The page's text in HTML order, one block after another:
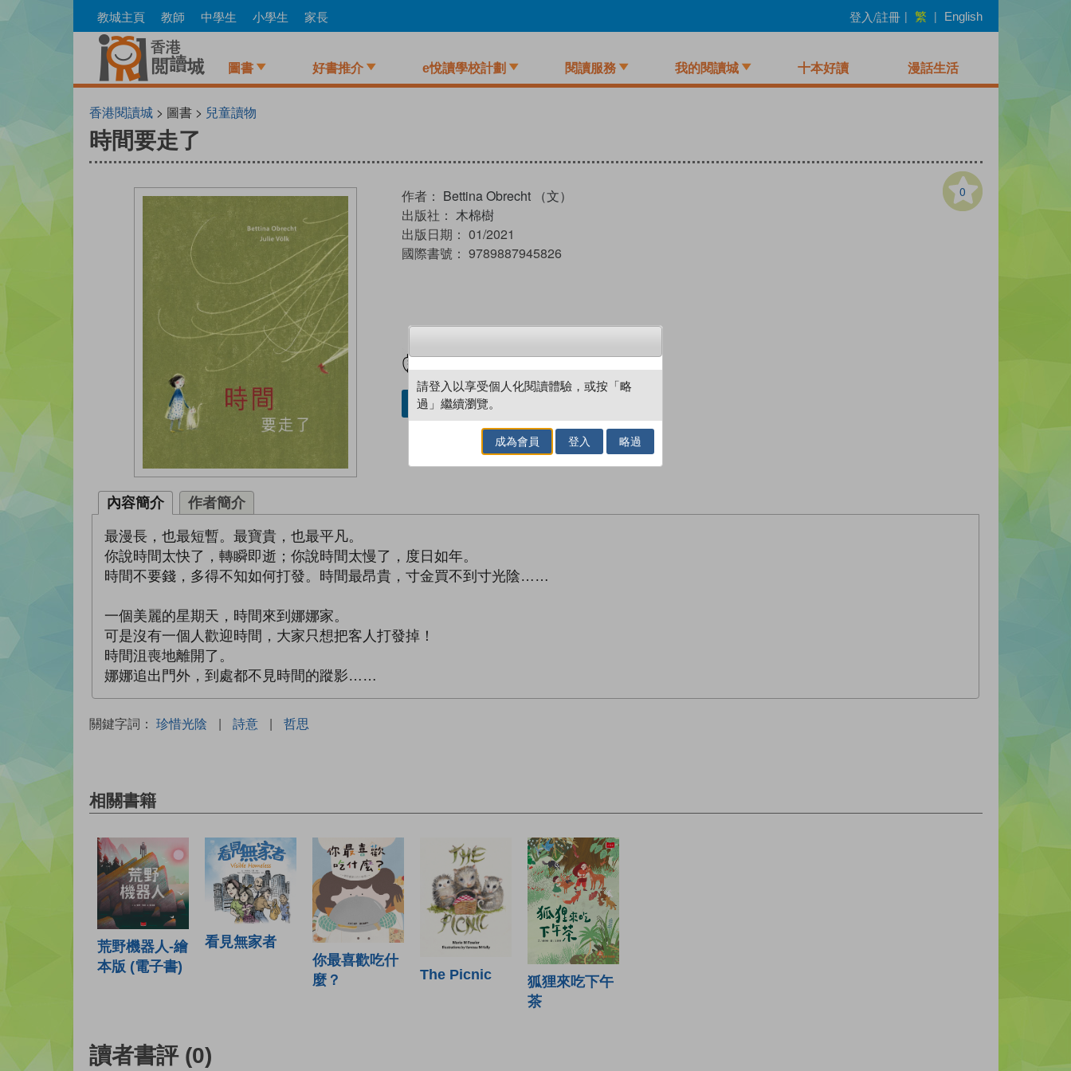
to
教城主頁 教師 中學生 小學生 家長 登入/註冊 | 繁 | English
圖書 好書推介 e悅讀學校計劃 閱讀服務 我的閱讀城 十本好讀 漫話生活
香港閱讀城> 圖書 > 兒童讀物
時間要走了
0
作者： Bettina Obrecht （文）
出版社： 木棉樹
出版日期： 01/2021
國際書號： 9789887945826
借閱實體書
內容簡介 作者簡介
最漫長，也最短暫。最寶貴，也最平凡。
你說時間太快了，轉瞬即逝；你說時間太慢了，度日如年。
時間不要錢，多得不知如何打發。時間最昂貴，寸金買不到寸光陰……
一個美麗的星期天，時間來到娜娜家。
可是沒有一個人歡迎時間，大家只想把客人打發掉！
時間沮喪地離開了。
娜娜追出門外，到處都不見時間的蹤影……
關鍵字詞： 珍惜光陰 | 詩意 | 哲思
相關書籍
荒野機器人-繪
本版 (電子書)
看見無家者
你最喜歡吃什
麼？
The Picnic
狐狸來吃下午
茶
讀者書評 (0)
請登入以享受個人化閱讀體驗，或按「略
過」繼續瀏覽。
成為會員 登入 略過